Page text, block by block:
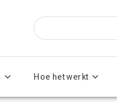
Hoe het werkt